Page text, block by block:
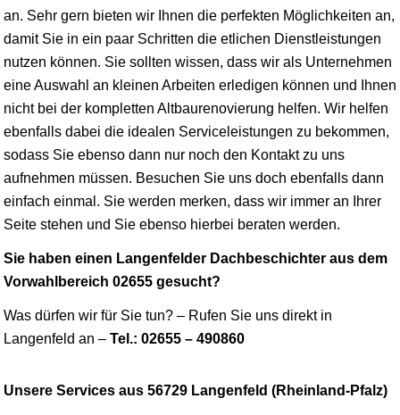
an. Sehr gern bieten wir Ihnen die perfekten Möglichkeiten an,
damit Sie in ein paar Schritten die etlichen Dienstleistungen
nutzen können. Sie sollten wissen, dass wir als Unternehmen
eine Auswahl an kleinen Arbeiten erledigen können und Ihnen
nicht bei der kompletten Altbaurenovierung helfen. Wir helfen
ebenfalls dabei die idealen Serviceleistungen zu bekommen,
sodass Sie ebenso dann nur noch den Kontakt zu uns
aufnehmen müssen. Besuchen Sie uns doch ebenfalls dann
einfach einmal. Sie werden merken, dass wir immer an Ihrer
Seite stehen und Sie ebenso hierbei beraten werden.
Sie haben einen Langenfelder Dachbeschichter aus dem
Vorwahlbereich 02655 gesucht?
Was dürfen wir für Sie tun? – Rufen Sie uns direkt in
Langenfeld an – Tel.: 02655 – 490860
Unsere Services aus 56729 Langenfeld (Rheinland-Pfalz)